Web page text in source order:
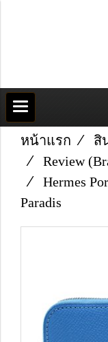
หน้าแรก
สิ
Review
Hermes
Paradis